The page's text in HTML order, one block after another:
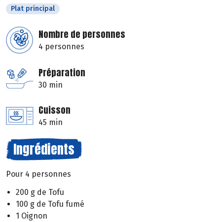
Plat principal
Nombre de personnes
4 personnes
Préparation
30 min
Cuisson
45 min
Ingrédients
Pour 4 personnes
200 g de Tofu
100 g de Tofu fumé
1 Oignon